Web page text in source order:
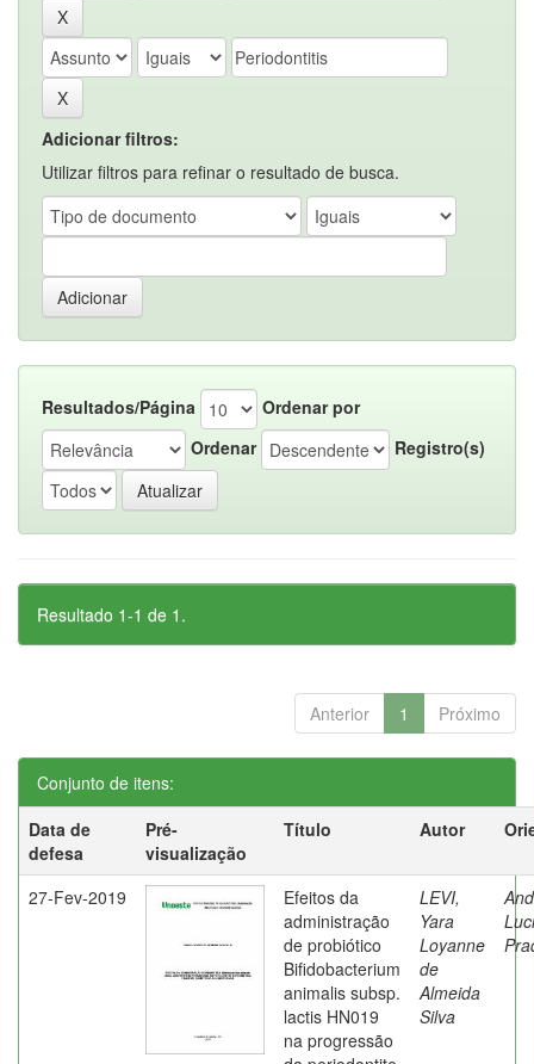
Adicionar filtros:
Utilizar filtros para refinar o resultado de busca.
Resultados/Página
Ordenar por
Ordenar
Registro(s)
Resultado 1-1 de 1.
Anterior 1 Próximo
Conjunto de itens:
Data de
defesa
Pré-
visualização
Título Autor
27-Fev-2019
Efeitos da
administração
de probiótico
Bifidobacterium
animalis subsp.
lactis HN019
na progressão
LEVI,
Yara
Loyanne
de
Almeida
Silva